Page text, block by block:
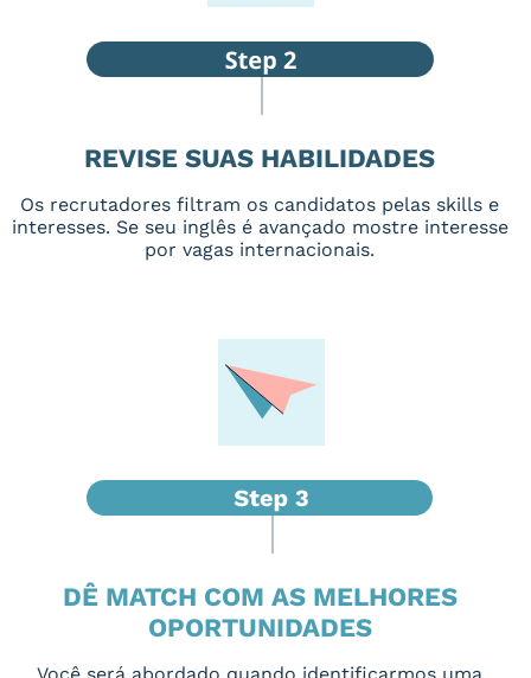
REVISE SUAS HABILIDADES
Os recrutadores filtram os candidatos pelas skills e
interesses. Se seu inglês é avançado mostre interesse
por vagas internacionais.
DÊ MATCH COM AS MELHORES
OPORTUNIDADES